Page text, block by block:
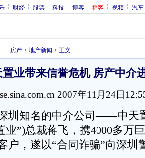
财经 股票 科技 博客 播客 视频 汽车
房产 > 地产新闻 > 正文
置业带来信誉危机 房产中介
2007年11月24日
知名的中介公司——中天
业”)总裁蒋飞，携4000多万
户，遂以“合同诈骗”向深圳